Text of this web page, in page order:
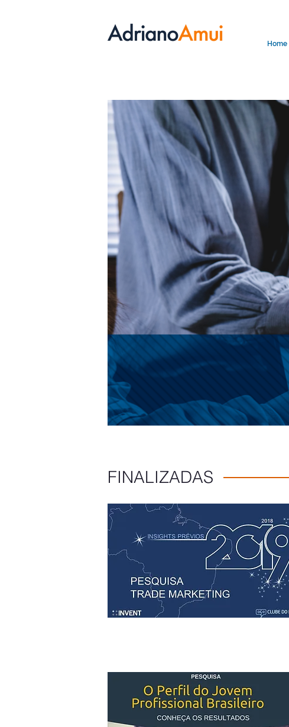
Home
FINALIZADAS